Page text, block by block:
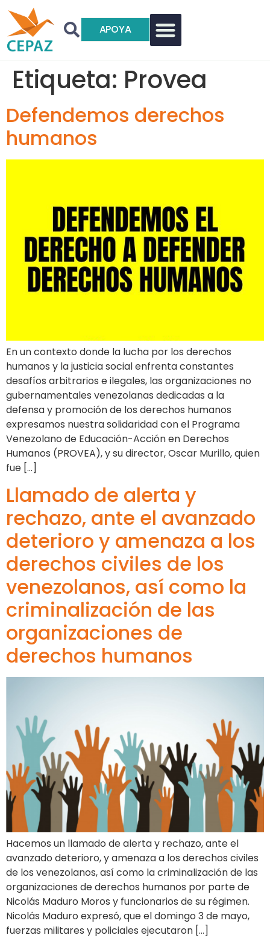
APOYA
Etiqueta: Provea
Defendemos derechos
humanos
En un contexto donde la lucha por los derechos
humanos y la justicia social enfrenta constantes
desafíos arbitrarios e ilegales, las organizaciones no
gubernamentales venezolanas dedicadas a la
defensa y promoción de los derechos humanos
expresamos nuestra solidaridad con el Programa
Venezolano de Educación-Acción en Derechos
Humanos (PROVEA), y su director, Oscar Murillo, quien
fue […]
Llamado de alerta y
rechazo, ante el avanzado
deterioro y amenaza a los
derechos civiles de los
venezolanos, así como la
criminalización de las
organizaciones de
derechos humanos
Hacemos un llamado de alerta y rechazo, ante el
avanzado deterioro, y amenaza a los derechos civiles
de los venezolanos, así como la criminalización de las
organizaciones de derechos humanos por parte de
Nicolás Maduro Moros y funcionarios de su régimen.
Nicolás Maduro expresó, que el domingo 3 de mayo,
fuerzas militares y policiales ejecutaron […]